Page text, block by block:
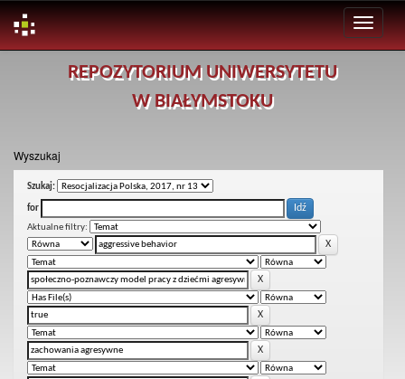
REPOZYTORIUM UNIWERSYTETU
W BIAŁYMSTOKU
Wyszukaj
Szukaj:
for
Aktualne filtry: